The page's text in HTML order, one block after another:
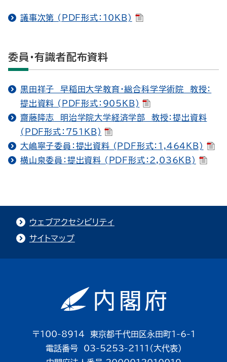
議事次第 (PDF形式：10KB)
委員・有識者配布資料
黒田祥子 早稲田大学教育・総合科学学術院 教授：
提出資料 (PDF形式：905KB)
齋藤隆志 明治学院大学経済学部 教授：提出資料
(PDF形式：751KB)
大嶋寧子委員：提出資料 (PDF形式：1,464KB)
横山泉委員：提出資料 (PDF形式：2,036KB)
ウェブアクセシビリティ
サイトマップ
〒100-8914 東京都千代田区永田町1-6-1
電話番号 03-5253-2111（大代表）